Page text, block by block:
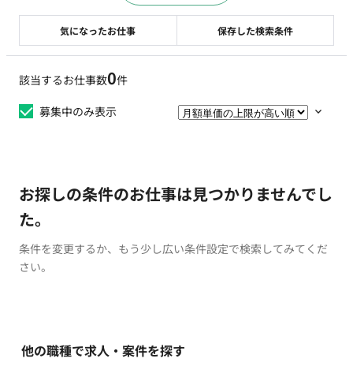
該当するお仕事数0件
募集中のみ表示
お探しの条件のお仕事は見つかりませんでし
た。
条件を変更するか、もう少し広い条件設定で検索してみてくだ
さい。
他の職種で求人・案件を探す
気になったお仕事 保存した検索条件